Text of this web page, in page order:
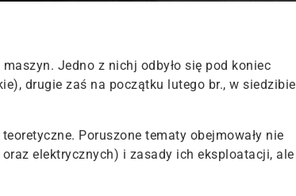
Jedno z nichj odbyło się pod koniec
drugie zaś na początku lutego br., w siedzibie
Poruszone tematy obejmowały nie
elektrycznych) i zasady ich eksploatacji, ale